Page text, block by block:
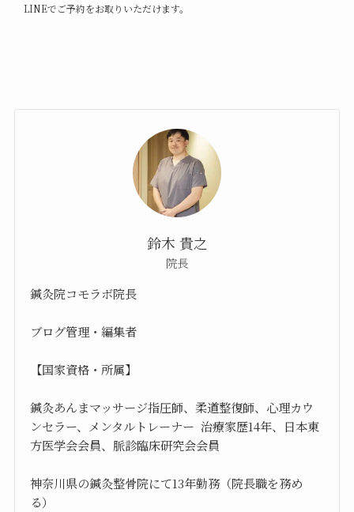
LINEでご予約をお取りいただけます。
鈴木 貴之
院長
鍼灸院コモラボ院長
ブログ管理・編集者
【国家資格・所属】
鍼灸あんまマッサージ指圧師、柔道整復師、心理カウ
ンセラー、メンタルトレーナー 治療家歴14年、日本東
方医学会会員、脈診臨床研究会会員
神奈川県の鍼灸整骨院にて13年勤務（院長職を務め
る）